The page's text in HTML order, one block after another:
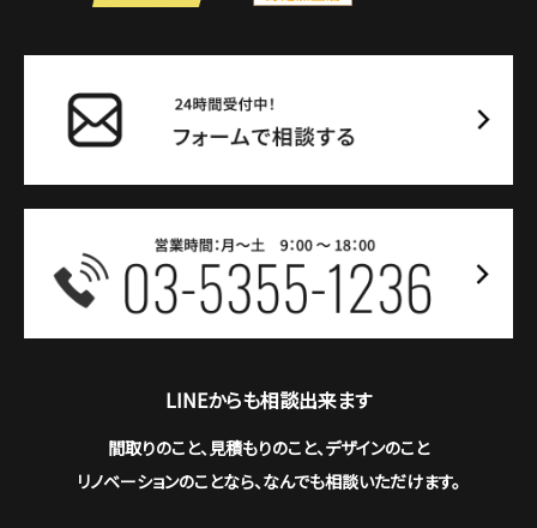
LINEからも相談出来ます
間取りのこと、見積もりのこと、デザインのこと
リノベーションのことなら、なんでも相談いただけます。